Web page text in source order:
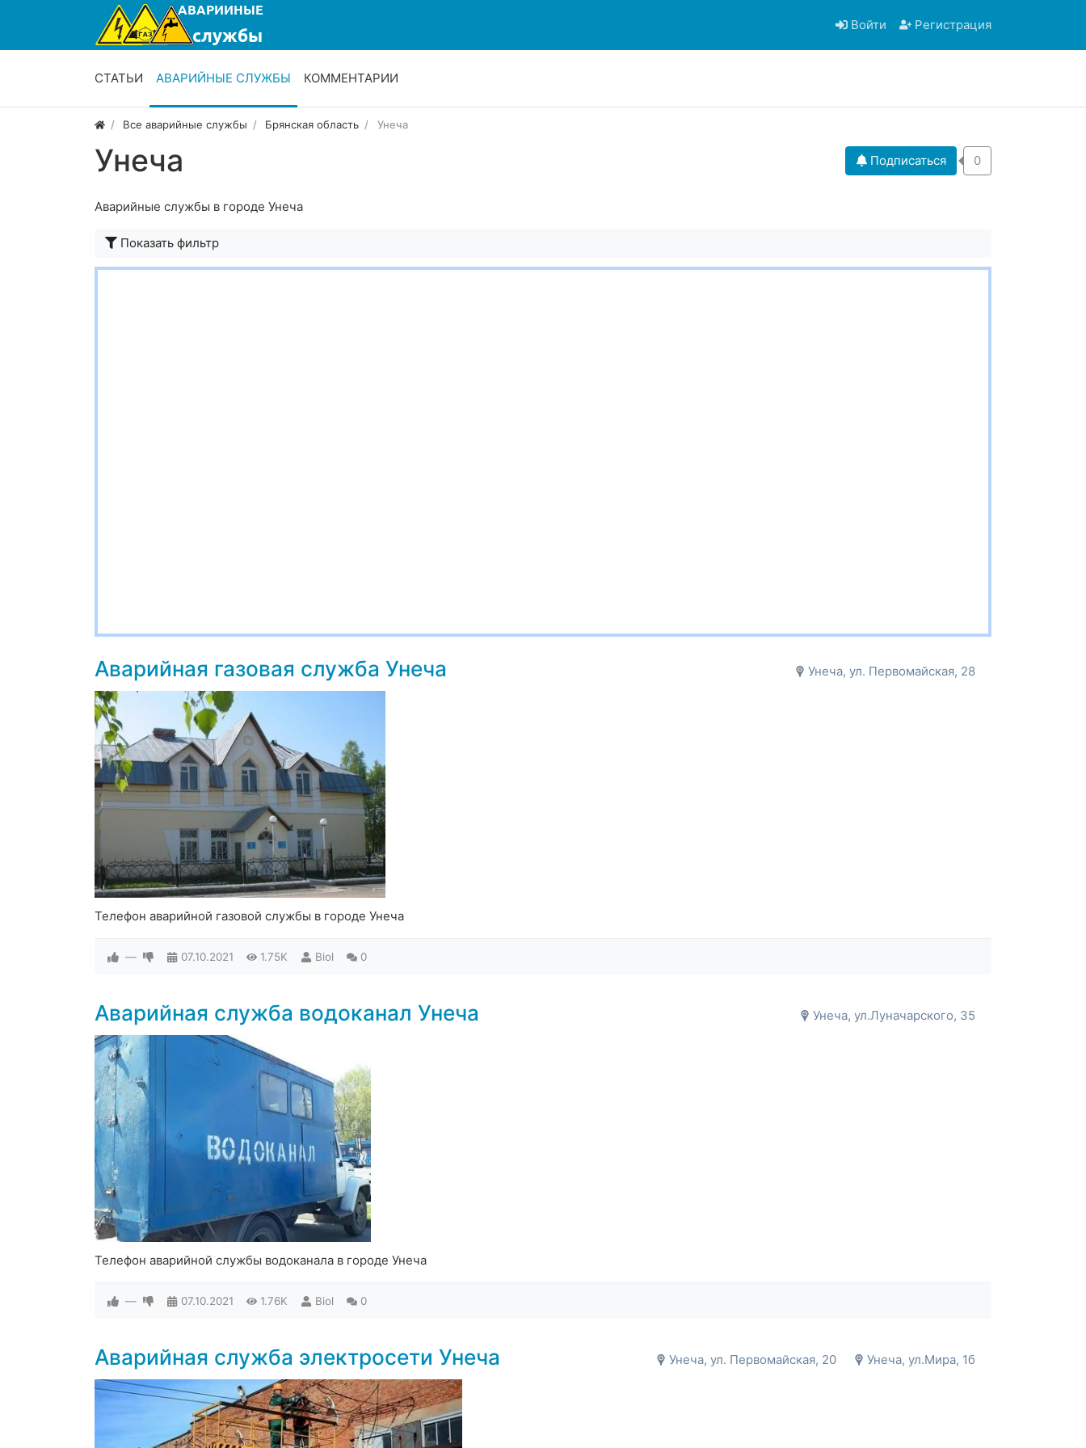
Войти Регистрация
СТАТЬИ АВАРИЙНЫЕ СЛУЖБЫ КОММЕНТАРИИ
Все аварийные службы Брянская область Унеча
Унеча Подписаться 0
Аварийные службы в городе Унеча
Показать фильтр
Унеча, ул. Первомайская, 28
Аварийная газовая служба Унеча
Телефон аварийной газовой службы в городе Унеча
— 07.10.2021 1.75K Biol 0
Унеча, ул.Луначарского, 35
Аварийная служба водоканал Унеча
Телефон аварийной службы водоканала в городе Унеча
— 07.10.2021 1.76K Biol 0
Унеча, ул. Первомайская, 20 Унеча, ул.Мира, 1б
Аварийная служба электросети Унеча